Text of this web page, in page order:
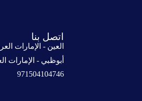
اتصل بنا
العين - الإمارات
أبوظبي - الإمارات
971504104746